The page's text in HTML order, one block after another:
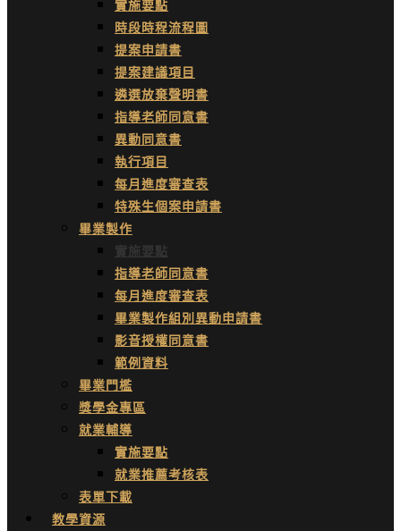
實施要點
時段時程流程圖
提案申請書
提案建議項目
遴選放棄聲明書
指導老師同意書
異動同意書
執行項目
每月進度審查表
特殊生個案申請書
畢業製作
實施要點
指導老師同意書
每月進度審查表
畢業製作組別異動申請書
影音授權同意書
範例資料
畢業門檻
獎學金專區
就業輔導
實施要點
就業推薦考核表
表單下載
教學資源